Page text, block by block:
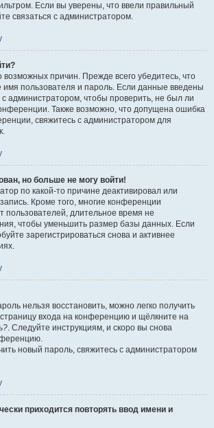
Если вы уверены, что ввели правильный
связаться с администратором.
возможных причин. Прежде всего убедитесь, что
имя пользователя и пароль. Если данные введены
с администратором, чтобы проверить, не был ли
Также возможно, что допущена ошибка
свяжитесь с администратором для
но больше не могу войти!
по какой-то причине деактивировал или
Кроме того, многие конференции
пользователей, длительное время не
чтобы уменьшить размер базы данных. Если
зарегистрироваться снова и активнее
нельзя восстановить, можно легко получить
входа на конференцию и щёлкните на
. Следуйте инструкциям, и скоро вы снова
новый пароль, свяжитесь с администратором
приходится повторять ввод имени и